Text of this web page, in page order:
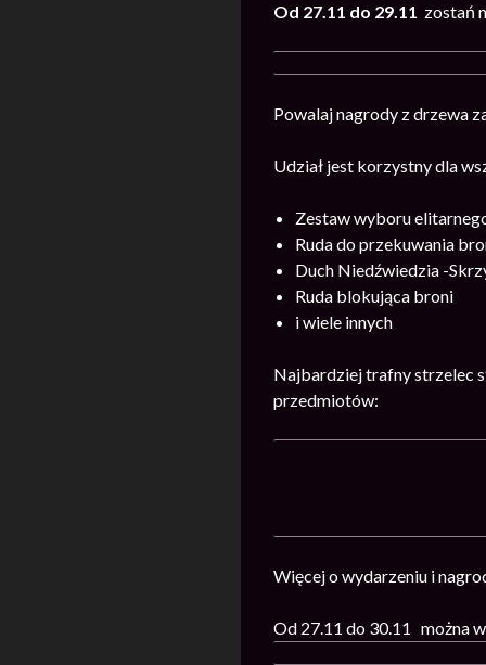
Od 27.11 do 29.11 zostań
Powalaj nagrody z drzewa
Udział jest korzystny dla
Zestaw wyboru
Ruda do przekuwania
Duch Niedźwiedzia -
Ruda blokująca broni
i wiele innych
Najbardziej trafny strzelec
przedmiotów:
Więcej o wydarzeniu i
Od 27.11 do 30.11 można